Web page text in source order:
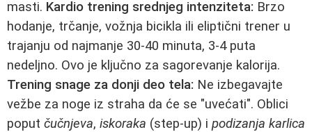
masti. Kardio trening srednjeg intenziteta: Brzo
hodanje, trčanje, vožnja bicikla ili eliptični trener u
trajanju od najmanje 30-40 minuta, 3-4 puta
nedeljno. Ovo je ključno za sagorevanje kalorija.
Trening snage za donji deo tela: Ne izbegavajte
vežbe za noge iz straha da će se "uvećati". Oblici
poput čučnjeva, iskoraka (step-up) i podizanja karlica